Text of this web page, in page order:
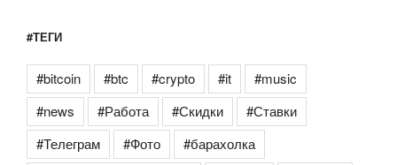
#ТЕГИ
#bitcoin #btc #crypto #it
#music
#news
#Работа #Скидки
#Ставки
#Телеграм
#Фото
#барахолка